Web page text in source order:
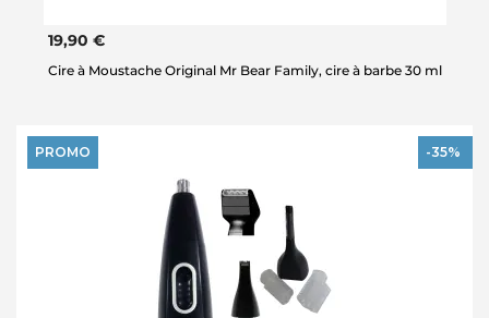
19,90 €
Cire à Moustache Original Mr Bear Family, cire à barbe 30 ml
PROMO -35%